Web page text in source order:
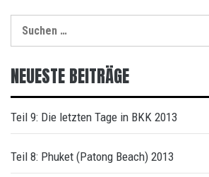
nach:
NEUESTE BEITRÄGE
Teil 9: Die letzten Tage in BKK 2013
Teil 8: Phuket (Patong Beach) 2013